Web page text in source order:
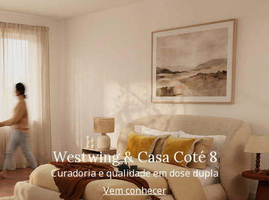
Westwing & Casa Coté 8
Curadoria e qualidade em dose dupla
Vem conhecer